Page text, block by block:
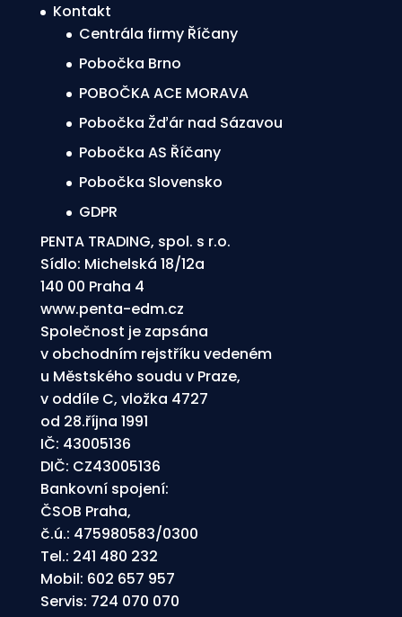
Kontakt
Centrála firmy Říčany
Pobočka Brno
POBOČKA ACE MORAVA
Pobočka Žďár nad Sázavou
Pobočka AS Říčany
Pobočka Slovensko
GDPR
PENTA TRADING, spol. s r.o.
Sídlo: Michelská 18/12a
140 00 Praha 4
www.penta-edm.cz
Společnost je zapsána
v obchodním rejstříku vedeném
u Městského soudu v Praze,
v oddíle C, vložka 4727
od 28.října 1991
IČ: 43005136
DIČ: CZ43005136
Bankovní spojení:
ČSOB Praha,
č.ú.: 475980583/0300
Tel.: 241 480 232
Mobil: 602 657 957
Servis: 724 070 070